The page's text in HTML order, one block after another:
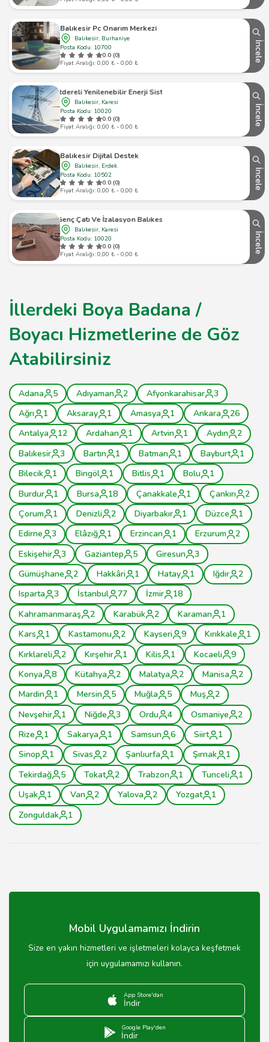
Balıkesir Pc Onarım Merkezi
Balıkesir, Burhaniye
Posta Kodu: 10700
0.0 (0)
Fiyat Aralığı: 0,00 ₺ - 0,00 ₺
İncele
Kurtdereli Yenilenebilir Enerji Sistemleri
Balıkesir, Karesi
Posta Kodu: 10020
0.0 (0)
Fiyat Aralığı: 0,00 ₺ - 0,00 ₺
İncele
Balıkesir Dijital Destek
Balıkesir, Erdek
Posta Kodu: 10502
0.0 (0)
Fiyat Aralığı: 0,00 ₺ - 0,00 ₺
İncele
Genç Çatı Ve İzalasyon Balıkesir
Balıkesir, Karesi
Posta Kodu: 10020
0.0 (0)
Fiyat Aralığı: 0,00 ₺ - 0,00 ₺
İncele
İllerdeki Boya Badana /
Boyacı Hizmetlerine de Göz
Atabilirsiniz
Adana 5 Adıyaman 2 Afyonkarahisar
3
Ağrı
1 Aksaray 1 Amasya 1 Ankara
26
Antalya
12 Ardahan 1 Artvin 1 Aydın
2
Balıkesir
3 Bartın 1 Batman 1 Bayburt
1
Bilecik
1 Bingöl 1 Bitlis 1 Bolu
1
Burdur
1 Bursa 18 Çanakkale 1 Çankırı
2
Çorum
1 Denizli 2 Diyarbakır 1 Düzce
1
Edirne
3 Elâzığ 1 Erzincan 1 Erzurum
2
Eskişehir
3 Gaziantep 5 Giresun
3
Gümüşhane
2 Hakkâri 1 Hatay 1 Iğdır
2
Isparta
3 İstanbul 77 İzmir
18
Kahramanmaraş
2 Karabük 2 Karaman
1
Kars
1 Kastamonu 2 Kayseri 9 Kırıkkale
1
Kırklareli
2 Kırşehir 1 Kilis 1 Kocaeli
9
Konya
8 Kütahya 2 Malatya 2 Manisa
2
Mardin
1 Mersin 5 Muğla 5 Muş
2
Nevşehir
1 Niğde 3 Ordu 4 Osmaniye
2
Rize
1 Sakarya 1 Samsun 6 Siirt
1
Sinop
1 Sivas 2 Şanlıurfa 1 Şırnak
1
Tekirdağ
5 Tokat 2 Trabzon 1 Tunceli
1
Uşak
1 Van 2 Yalova 2 Yozgat
1
Zonguldak
1
Mobil Uygulamamızı İndirin
Size en yakın hizmetleri ve işletmeleri kolayca keşfetmek
için uygulamamızı kullanın.
App Store'dan
İndir
Google Play'den
İndir